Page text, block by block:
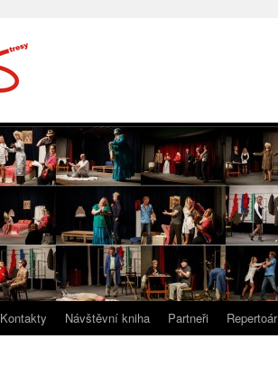
Kontakty Návštěvní kniha Partneři Repertoár